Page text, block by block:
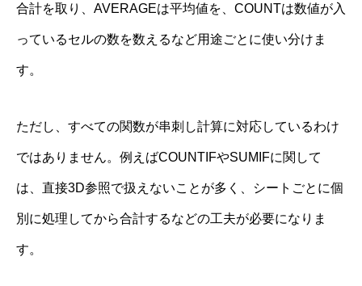
合計を取り、AVERAGEは平均値を、COUNTは数値が入
っているセルの数を数えるなど用途ごとに使い分けま
す。
ただし、すべての関数が串刺し計算に対応しているわけ
ではありません。例えばCOUNTIFやSUMIFに関して
は、直接3D参照で扱えないことが多く、シートごとに個
別に処理してから合計するなどの工夫が必要になりま
す。